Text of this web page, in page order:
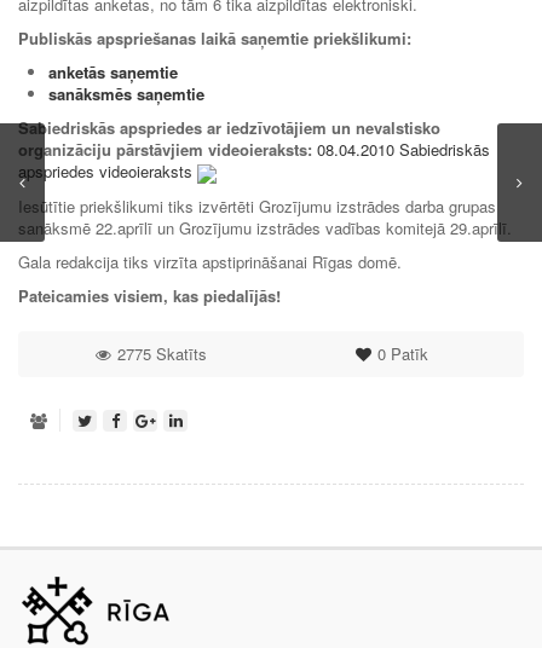
Publiskās apspriešanas laikā saņemtie priekšlikumi:
anketās saņemtie
sanāksmēs saņemtie
Sabiedriskās apspriedes ar iedzīvotājiem un nevalstisko
organizāciju pārstāvjiem videoieraksts: 08.04.2010 Sabiedriskās
apspriedes videoieraksts
Iesūtītie priekšlikumi tiks izvērtēti Grozījumu izstrādes darba grupas
sanāksmē 22.aprīlī un Grozījumu izstrādes vadības komitejā 29.aprīlī.
Gala redakcija tiks virzīta apstiprināšanai Rīgas domē.
Pateicamies visiem, kas piedalījās!
0Patīk
2775 Skatīts